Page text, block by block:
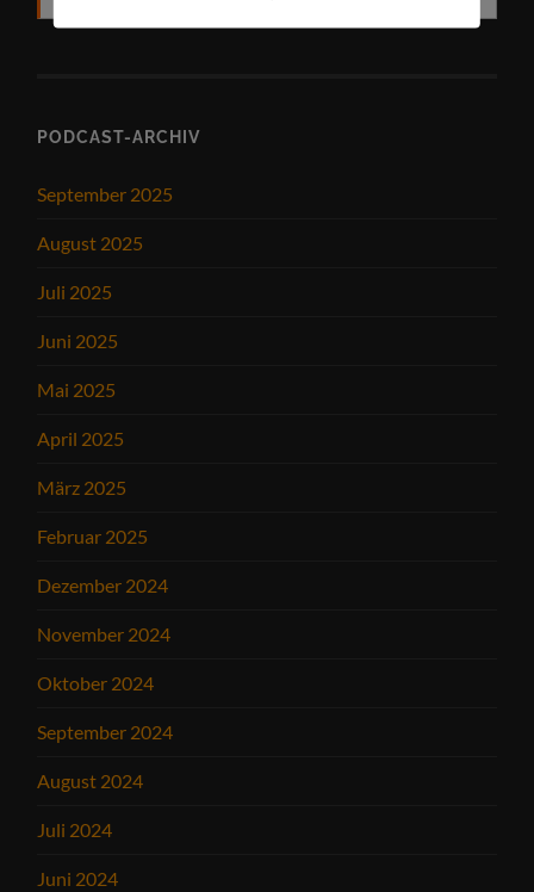
PODCAST-ARCHIV
September 2025
August 2025
Juli 2025
Juni 2025
Mai 2025
April 2025
März 2025
Februar 2025
Dezember 2024
November 2024
Oktober 2024
September 2024
August 2024
Juli 2024
Juni 2024